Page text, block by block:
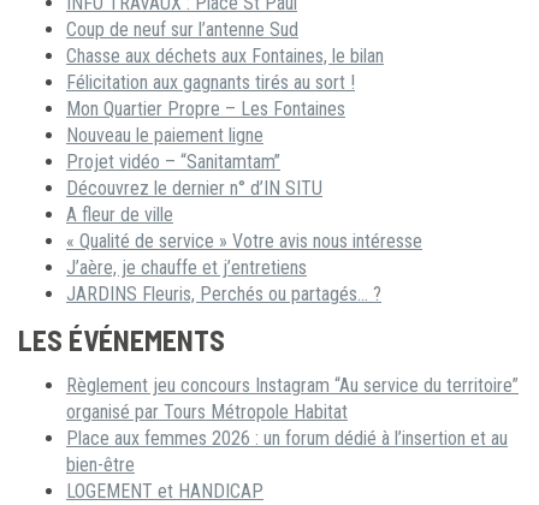
Coup de neuf sur l’antenne Sud
Chasse aux déchets aux Fontaines, le bilan
Félicitation aux gagnants tirés au sort !
Mon Quartier Propre – Les Fontaines
Nouveau le paiement ligne
Projet vidéo – “Sanitamtam”
Découvrez le dernier n° d’IN SITU
A fleur de ville
« Qualité de service » Votre avis nous intéresse
J’aère, je chauffe et j’entretiens
JARDINS Fleuris, Perchés ou partagés… ?
LES ÉVÉNEMENTS
Règlement jeu concours Instagram “Au service du territoire”
organisé par Tours Métropole Habitat
Place aux femmes 2026 : un forum dédié à l’insertion et au
bien-être
LOGEMENT et HANDICAP